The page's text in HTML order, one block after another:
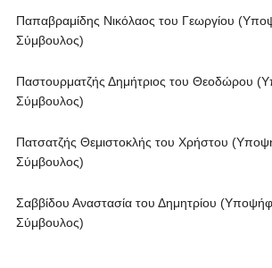
Παπαβραμίδης Νικόλαος του Γεωργίου
Σύμβουλος)
Παστουρματζής Δημήτριος του Θεοδώρου
Σύμβουλος)
Πατσατζής Θεμιστοκλής του Χρήστου
Σύμβουλος)
Σαββίδου Αναστασία του Δημητρίου
Σύμβουλος)